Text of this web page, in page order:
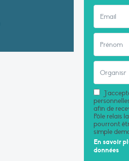
afin de
Pôle relais
pourront
simple
En savoir
données